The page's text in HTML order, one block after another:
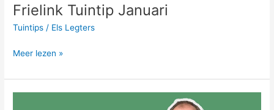
Frielink Tuintip Januari
Tuintips / Els Legters
Meer lezen »